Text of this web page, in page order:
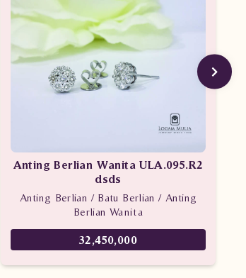
Anting Berlian Wanita ULA.095.R2
dsds
Anting Berlian / Batu Berlian / Anting
Berlian Wanita
32,450,000